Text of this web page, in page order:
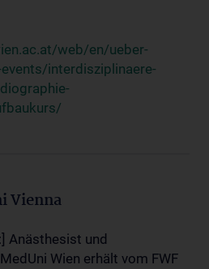
web/en/ueber-
interdisziplinaere-
Vienna
Anästhesist und
Wien erhält vom FWF